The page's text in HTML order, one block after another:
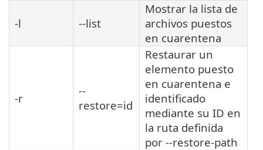
-l --list
Mostrar la lista de
archivos puestos
en cuarentena
-r
--
restore=id
Restaurar un
elemento puesto
en cuarentena e
identificado
mediante su ID en
la ruta definida
por --restore-path